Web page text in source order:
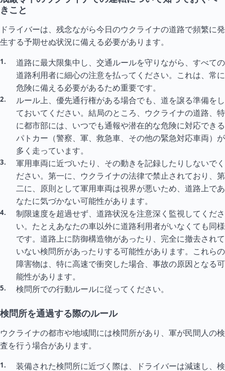
きこと
ドライバーは、残念ながら今日のウクライナの道路で頻繁に発
生する予期せぬ状況に備える必要があります。
道路に最大限集中し、交通ルールを守りながら、すべての
道路利用者に細心の注意を払ってください。これは、常に
危険に備える必要があるため重要です。
ルール上、優先通行権がある場合でも、道を譲る準備をし
ておいてください。結局のところ、ウクライナの道路、特
に都市部には、いつでも通報や潜在的な危険に対応できる
パトカー（警察、軍、救急車、その他の緊急対応車両）が
多く走っています。
軍用車両に近づいたり、その動きを記録したりしないでく
ださい。第一に、ウクライナの法律で禁止されており、第
二に、原則として軍用車両は視界が悪いため、道路上であ
なたに気づかない可能性があります。
制限速度を超過せず、道路状況を注意深く監視してくださ
い。たとえあなたの車以外に道路利用者がいなくても同様
です。道路上に防御構造物があったり、完全に撤去されて
いない検問所があったりする可能性があります。これらの
障害物は、特に高速で衝突した場合、事故の原因となる可
能性があります。
検問所での行動ルールに従ってください。
検問所を通過する際のルール
ウクライナの都市や地域間には検問所があり、軍が民間人の検
査を行う場合があります。
装備された検問所に近づく際は、ドライバーは減速し、検